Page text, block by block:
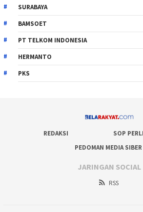
SURABAYA
BAMSOET
PT TELKOM INDONESIA
HERMANTO
PKS
REDAKSI
SOP
PEDOMAN MEDIA SIBER
JARINGAN SOCIAL
RSS